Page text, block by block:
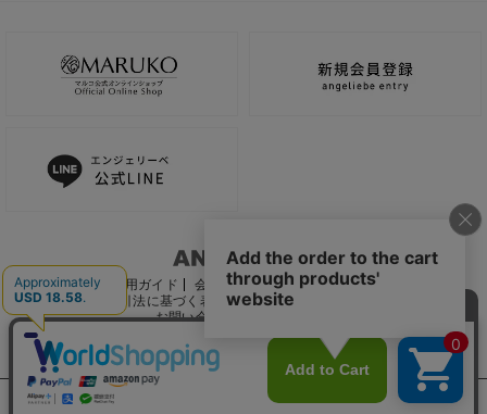
ご利用ガイド 会社概要 電子公告
利用規約
特定商取引法に基づく表記
個人情報保護方針
お問い合わせ
サイト内の文章、画像などの著作物はマルコ株式会社に属します。